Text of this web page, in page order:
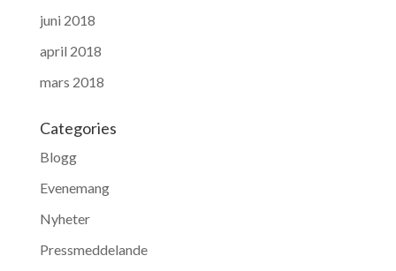
juni 2018
april 2018
mars 2018
Categories
Blogg
Evenemang
Nyheter
Pressmeddelande